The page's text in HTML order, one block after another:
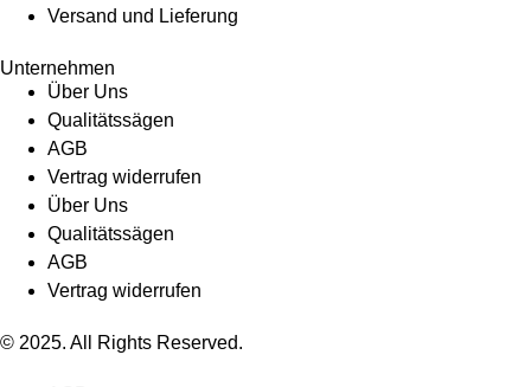
Versand und Lieferung
Unternehmen
Über Uns
Qualitätssägen
AGB
Vertrag widerrufen
Über Uns
Qualitätssägen
AGB
Vertrag widerrufen
© 2025. All Rights Reserved.